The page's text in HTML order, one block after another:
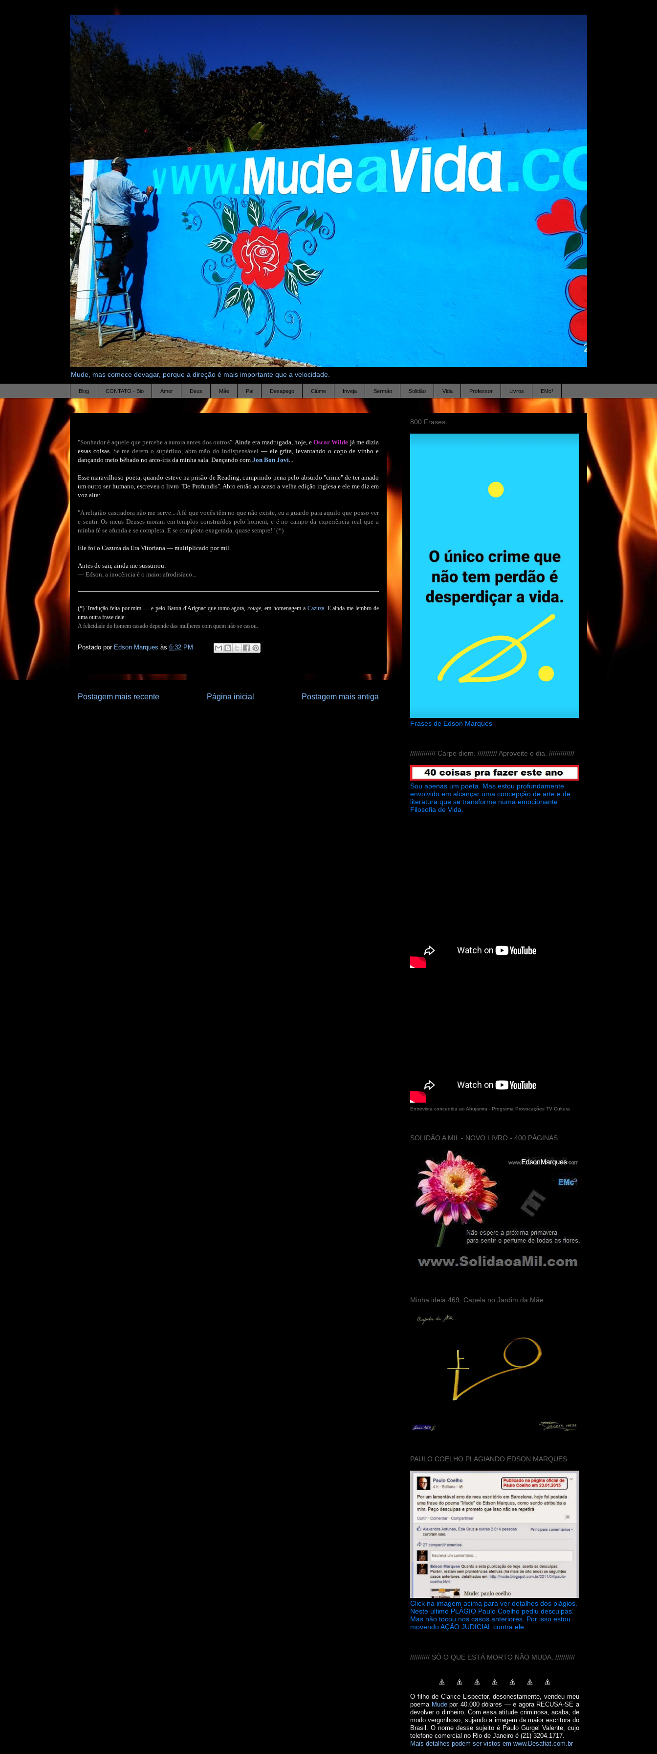
Mude, mas comece devagar, porque a direção é mais importante que a velocidade.
Blog CONTATO - Bio Amor Deus Mãe Pai Desapego Ciúme Inveja Sermão Solidão Vida Professor Livros EMc³
"Sonhador é aquele que percebe a aurora antes dos outros".Ainda era madrugada, hoje, eOscar Wilde já me dizia
essas coisas. Se me derem o supérfluo, abro mão do indispensável — ele grita, levantando o copo de vinho e
dançando meio bêbado no arco-íris da minha sala. Dançando com Jon Bon Jovi...
Esse maravilhoso poeta, quando esteve na prisão de Reading, cumprindo pena pelo absurdo "crime" de ter amado
um outro ser humano, escreveu o livro "De Profundis". Abro então ao acaso a velha edição inglesa e ele me diz em
voz alta:
"A religião castradora não me serve... A fé que vocês têm no que não existe, eu a guardo para aquilo que posso ver
e sentir. Os meus Deuses moram em templos construídos pelo homem, e é no campo da experiência real que a
minha fé se afunda e se completa. E se completa exagerada, quase sempre!" (*)
Ele foi o Cazuza da Era Vitoriana — multiplicado por mil.
Antes de sair, ainda me sussurrou:
— Edson, a inocência é o maior afrodisíaco...
(*) Tradução feita por mim — e pelo Baron d'Arignac que tomo agora,rouge, em homenagem a Cazuza. E ainda me lembro de
uma outra frase dele:
A felicidade do homem casado depende das mulheres com quem não se casou.
Postado por Edson Marques às 6:32 PM
Postagem mais recente Postagem mais antiga
Página inicial
800 Frases
Frases de Edson Marques
///////////// Carpe diem. ////////// Aproveite o dia. /////////////
Sou apenas um poeta. Mas estou profundamente
envolvido em alcançar uma concepção de arte e de
literatura que se transforme numa emocionante
Filosofia de Vida.
Entrevista concedida ao Abujamra - Programa Provocações TV Cultura
SOLIDÃO A MIL - NOVO LIVRO - 400 PÁGINAS
Minha ideia 469. Capela no Jardim da Mãe
PAULO COELHO PLAGIANDO EDSON MARQUES
Click na imagem acima para ver detalhes dos plágios.
Neste último PLÁGIO Paulo Coelho pediu desculpas.
Mas não tocou nos casos anteriores. Por isso estou
movendo AÇÃO JUDICIAL contra ele.
////////// SÓ O QUE ESTÁ MORTO NÃO MUDA. //////////
O filho de Clarice Lispector, desonestamente, vendeu meu
poema Mudepor 40.000 dólares — e agora RECUSA-SE a
devolver o dinheiro. Com essa atitude criminosa, acaba, de
modo vergonhoso, sujando a imagem da maior escritora do
Brasil. O nome desse sujeito é Paulo Gurgel Valente, cujo
telefone comercial no Rio de Janeiro é (21) 3204.1717.
Mais detalhes podem ser vistos em www.Desafiat.com.br